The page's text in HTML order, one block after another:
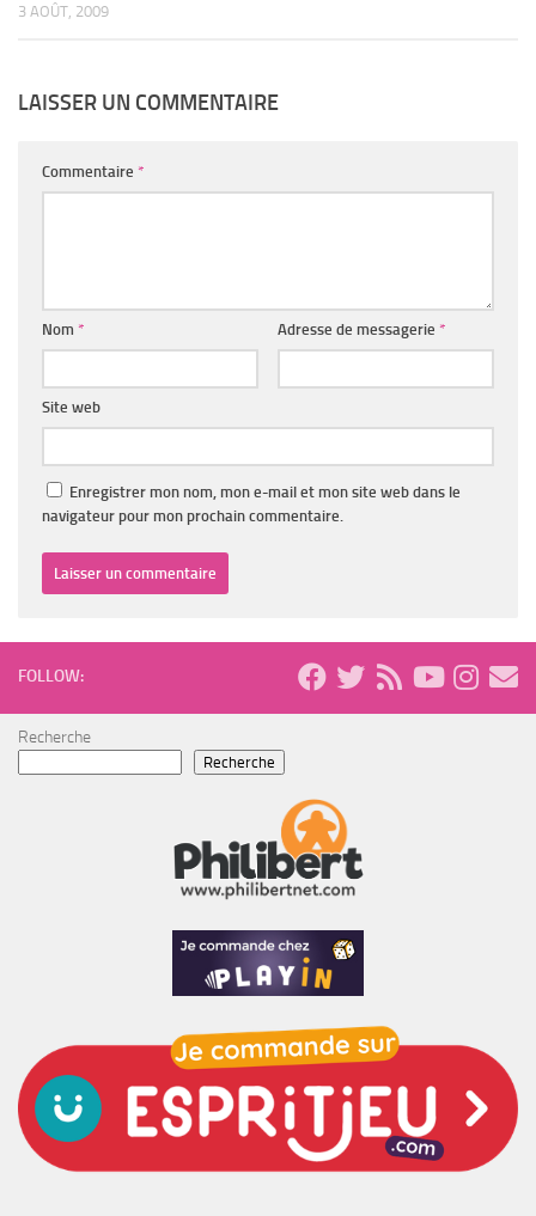
3 AOÛT, 2009
LAISSER UN COMMENTAIRE
Commentaire *
Nom * Adresse de messagerie *
Site web
Enregistrer mon nom, mon e-mail et mon site web dans le
navigateur pour mon prochain commentaire.
FOLLOW:
Recherche
Recherche